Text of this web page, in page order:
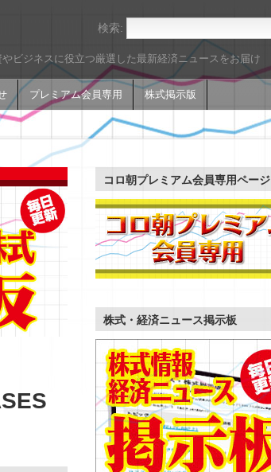
ビジネスに役立つ厳選した最新経済ニュースをお届け
プレミアム会員専用 株式掲示版
検索:
コロ朝プレミアム会員専用ページ
株式・経済ニュース掲示板